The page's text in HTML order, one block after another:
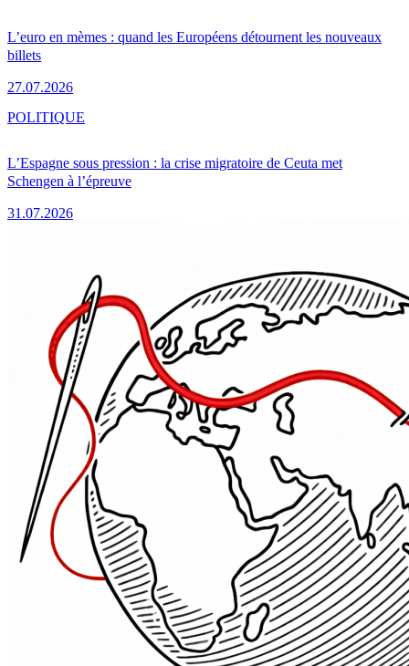
L’euro en mèmes : quand les Européens détournent les nouveaux
billets
27.07.2026
L’Espagne sous pression : la crise migratoire de Ceuta met
Schengen à l’épreuve
31.07.2026
POLITIQUE